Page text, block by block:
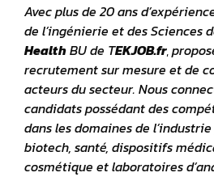
Avec plus de 20 ans
de l’ingénierie et des Sciences
HealthBU de TEKJOB.fr,
recrutement sur mesure et de
acteurs du secteur. Nous
candidats possédant des
dans les domaines de
biotech, santé, dispositifs
cosmétique et laboratoires